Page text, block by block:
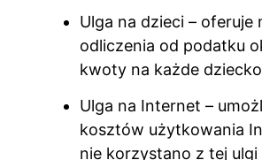
Ulga na dzieci – oferuje
odliczenia od podatku
kwoty na każde
Ulga na Internet –
kosztów użytkowania
nie korzystano z tej ulgi